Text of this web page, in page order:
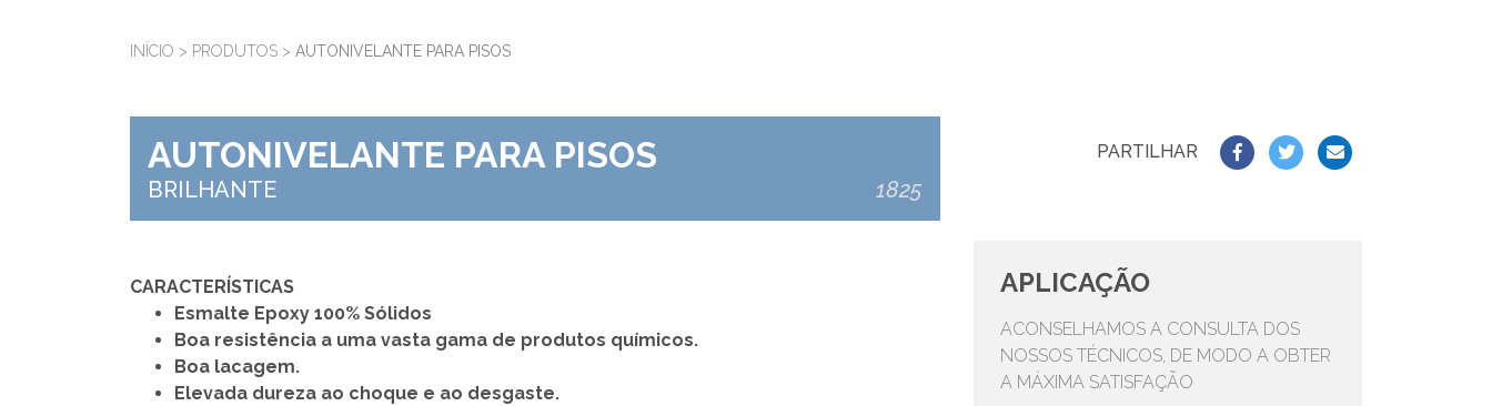
INÍCIO > PRODUTOS > AUTONIVELANTE PARA PISOS
AUTONIVELANTE PARA PISOS
BRILHANTE 1825
CARACTERÍSTICAS
Esmalte Epoxy 100% Sólidos
Boa resistência a uma vasta gama de produtos químicos.
Boa lacagem.
Elevada dureza ao choque e ao desgaste.
PARTILHAR
APLICAÇÃO
ACONSELHAMOS A CONSULTA DOS
NOSSOS TÉCNICOS, DE MODO A OBTER
A MÁXIMA SATISFAÇÃO